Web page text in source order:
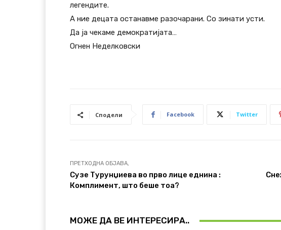
легендите.
А ние децата останавме разочарани. Со зинати усти.
Да ја чекаме демократијата…
Огнен Неделковски
Сподели Facebook Twitter
ПРЕТХОДНА ОБЈАВА,
Сузе Турунџиева во прво лице еднина :
Комплимент, што беше тоа?
МОЖЕ ДА ВЕ ИНТЕРЕСИРА..